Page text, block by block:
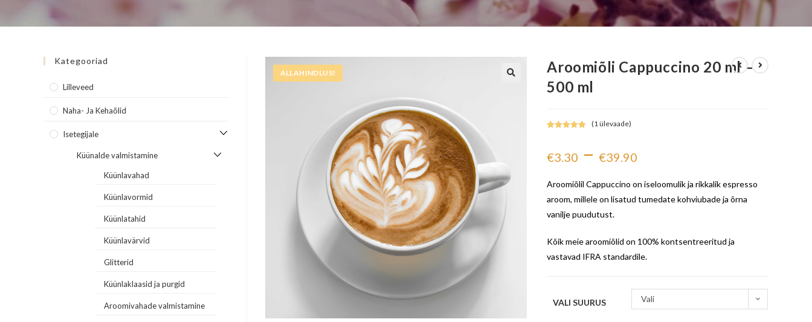
ALLAHINDLUS!
Aroomiõli Cappuccino 20 ml –
500 ml
kliendi
põhjal
(1ülevaade)
€3.30 – €39.90
Aroomiõlil Cappuccino on iseloomulik ja rikkalik espresso
aroom, millele on lisatud tumedate kohviubade ja õrna
vanilje puudutust.
Kõik meie aroomiõlid on 100% kontsentreeritud ja
vastavad IFRA standardile.
VALI SUURUS Vali
Kategooriad
Lilleveed
Naha- Ja Kehaõlid
Isetegijale
Küünalde valmistamine
Küünlavahad
Küünlavormid
Küünlatahid
Küünlavärvid
Glitterid
Küünlaklaasid ja purgid
Aroomivahade valmistamine